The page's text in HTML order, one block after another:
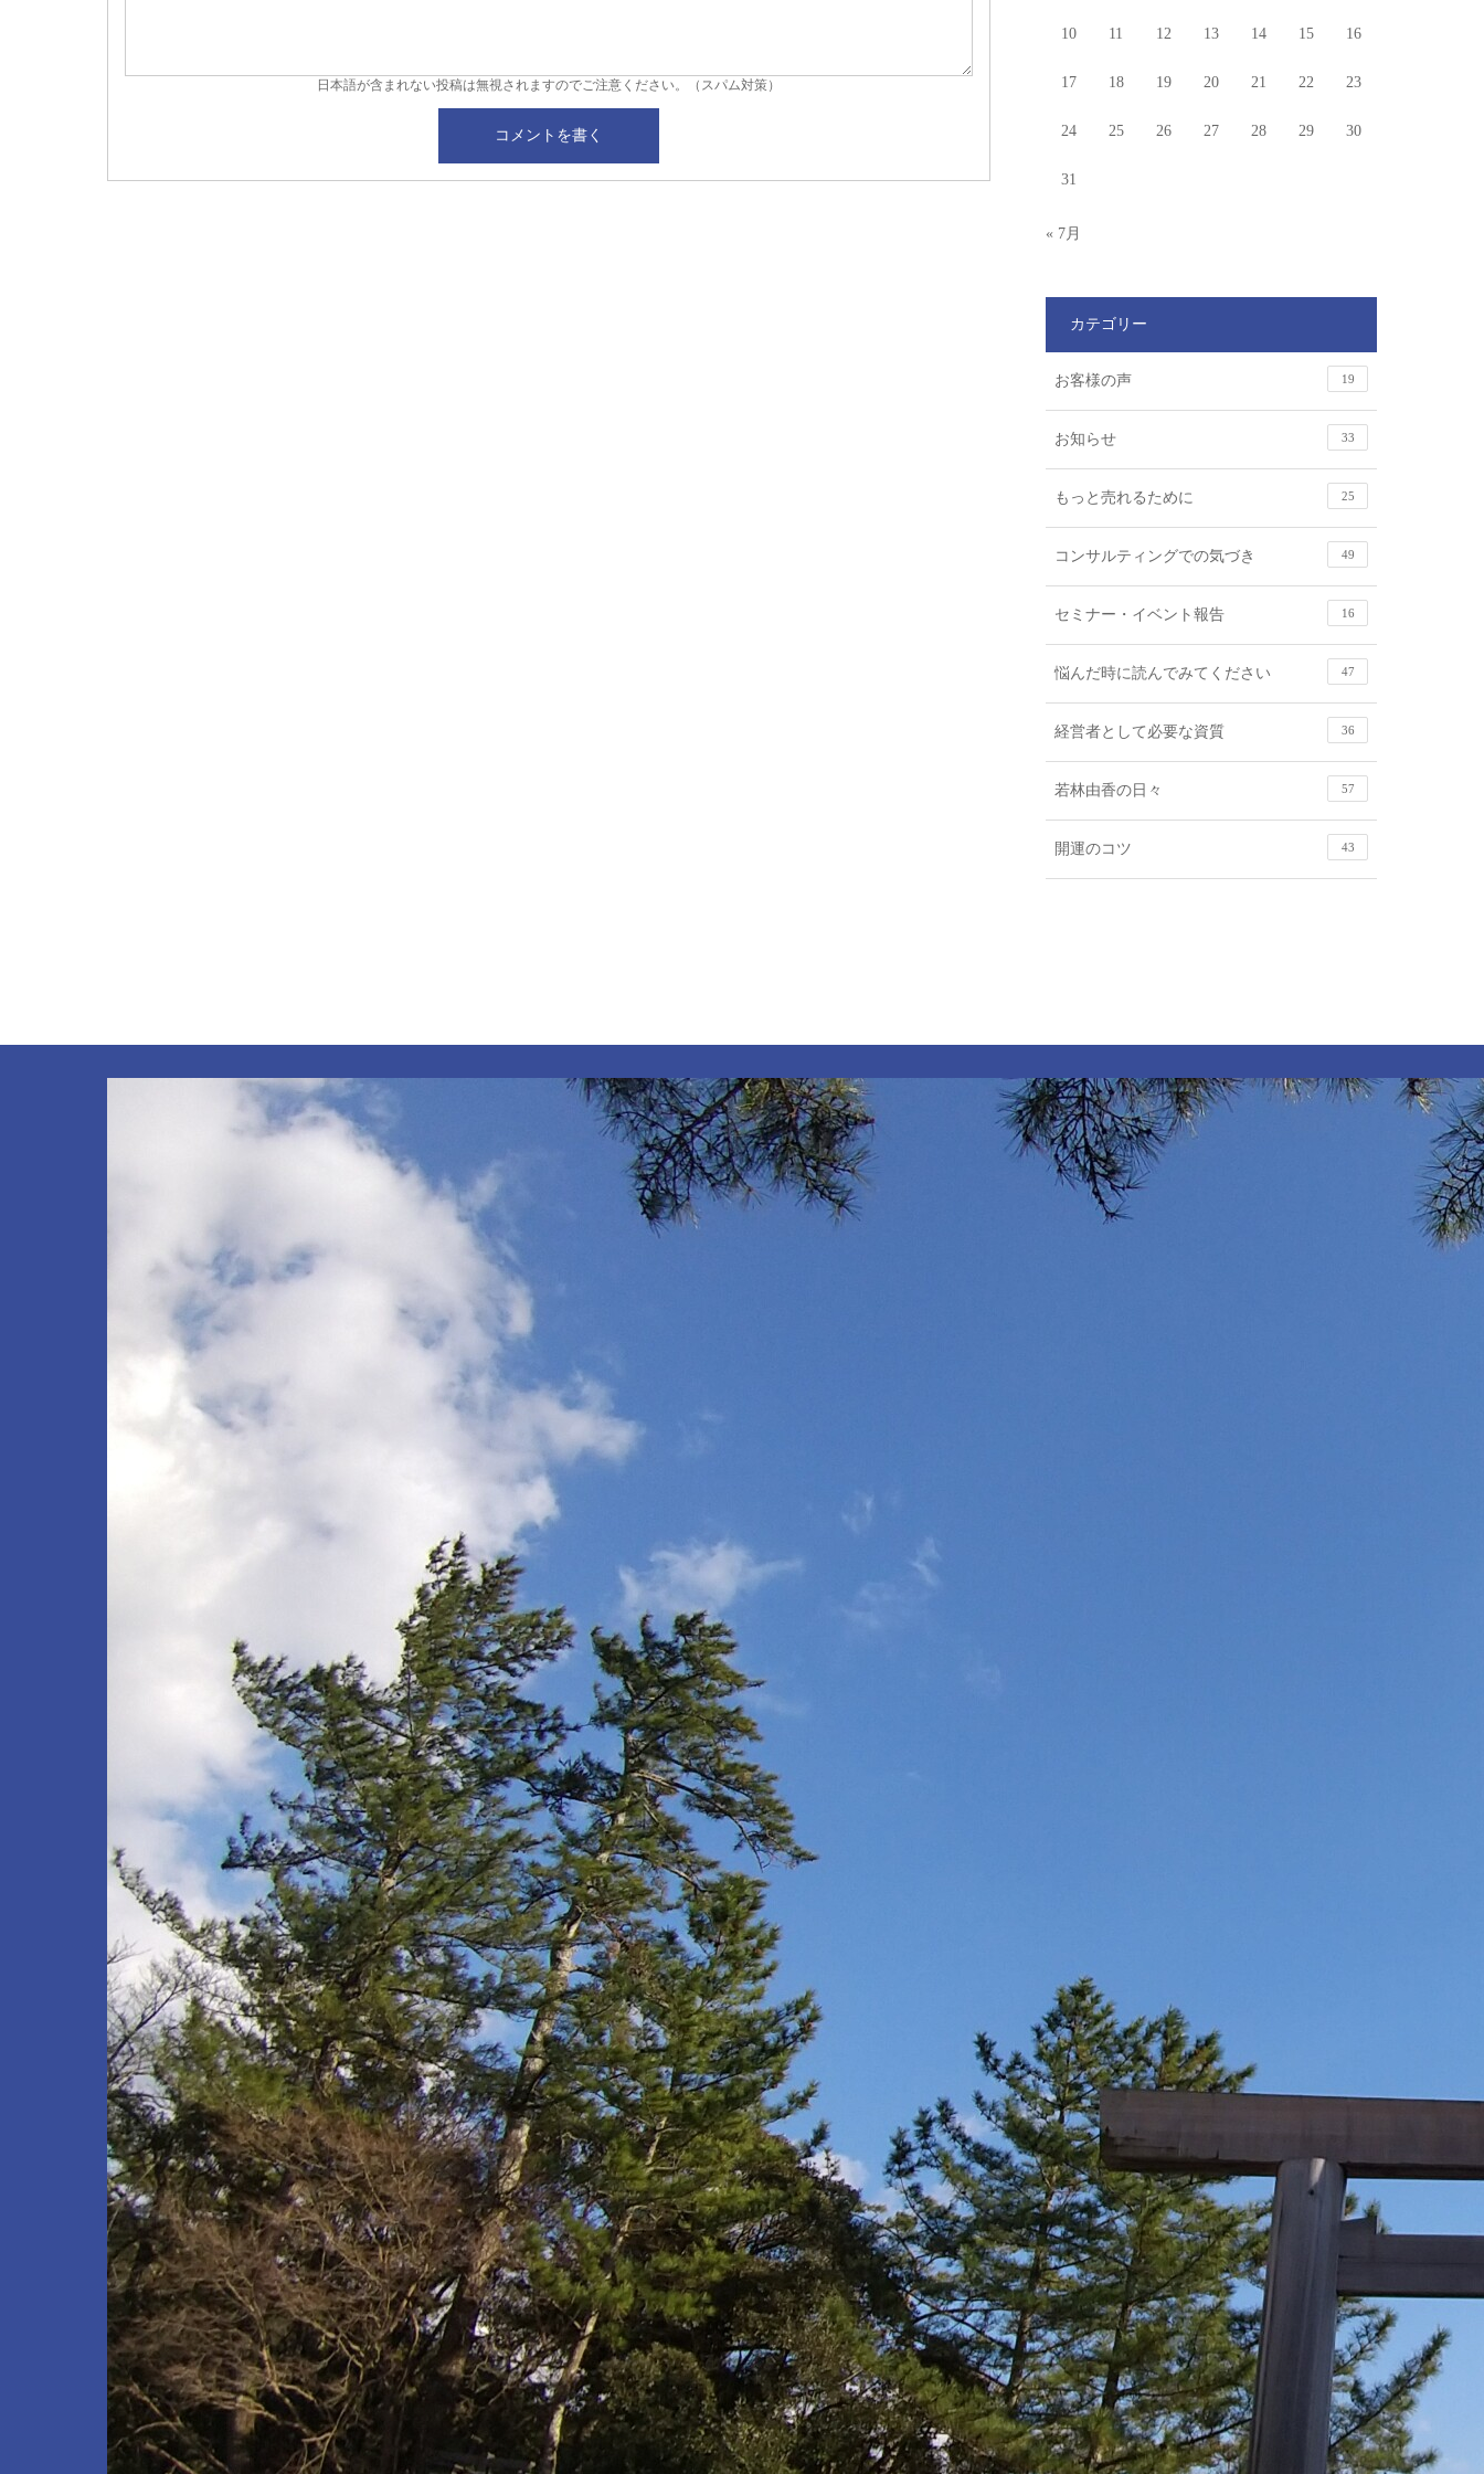
日本語が含まれない投稿は無視されますのでご注意ください。（スパム対策）
10 11 12 13 14 15 16
17 18 19 20 21 22 23
24 25 26 27 28 29 30
31
« 7月
カテゴリー
お客様の声 19
お知らせ 33
もっと売れるために 25
コンサルティングでの気づき 49
セミナー・イベント報告 16
悩んだ時に読んでみてください 47
経営者として必要な資質 36
若林由香の日々 57
開運のコツ 43